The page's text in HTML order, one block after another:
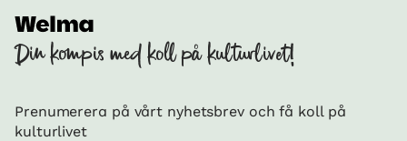
Din kompis med koll på kulturlivet!
Prenumerera på vårt nyhetsbrev och få koll på
kulturlivet